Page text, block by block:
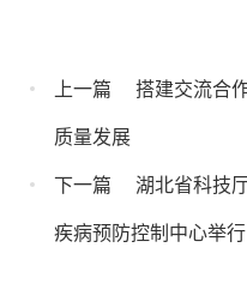
上一篇
搭建交流合
质量发展
下一篇
湖北省科技
疾病预防控制中心举行